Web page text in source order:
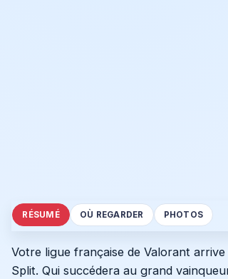
RÉSUMÉ OÙ REGARDER PHOTOS
Votre ligue française de Valorant
Split. Qui succédera au grand